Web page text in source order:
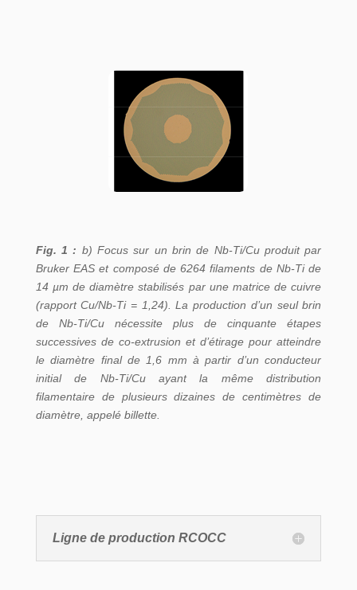
Fig. 1 : b) Focus sur un brin de Nb-Ti/Cu produit par
Bruker EAS et composé de 6264 filaments de Nb-Ti de
14 µm de diamètre stabilisés par une matrice de cuivre
(rapport Cu/Nb-Ti = 1,24). La production d’un seul brin
de Nb-Ti/Cu nécessite plus de cinquante étapes
successives de co-extrusion et d’étirage pour atteindre
le diamètre final de 1,6 mm à partir d’un conducteur
initial de Nb-Ti/Cu ayant la même distribution
filamentaire de plusieurs dizaines de centimètres de
diamètre, appelé billette.
Ligne de production RCOCC